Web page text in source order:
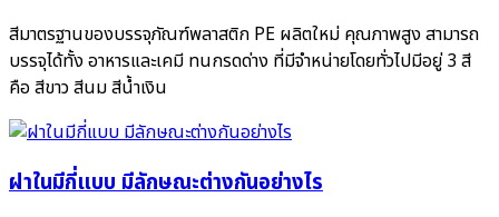
สีมาตรฐานของบรรจุภัณฑ์พลาสติก PE ผลิตใหม่ คุณภาพสูง สามารถ
บรรจุได้ทั้ง อาหารและเคมี ทนกรดด่าง ที่มีจำหน่ายโดยทั่วไปมีอยู่ 3 สี
คือ สีขาว สีนม สีน้ำเงิน
ฝาในมีกี่แบบ มีลักษณะต่างกันอย่างไร